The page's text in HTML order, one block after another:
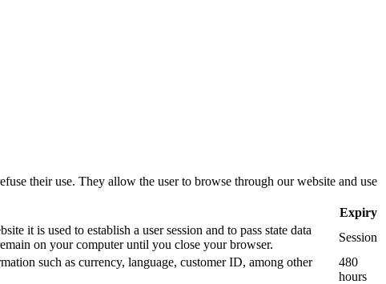
their use. They allow the user to browse through our website and use
Expiry
it is used to establish a user session and to pass state data
on your computer until you close your browser.
Session
such as currency, language, customer ID, among other
480
hours